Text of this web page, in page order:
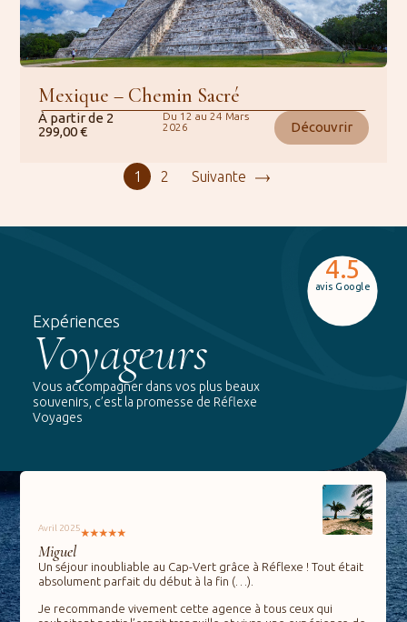
Mexique – Chemin Sacré
À partir de 2
299,00€
Du 12 au 24 Mars
2026
Découvrir
1 2 Suivante
4.5
avis Google
Expériences
Voyageurs
Vous accompagner dans vos plus beaux
souvenirs, c’est la promesse de Réflexe
Voyages
Mars 2025
Lucy
Mille mercis à Abdel pour sa bienveillance et sa bonne
humeur. Notre voyage scolaire en Angleterre s’est
parfaitement déroulé. Nous nous sommes sentis en sécurité
du début à la fin.